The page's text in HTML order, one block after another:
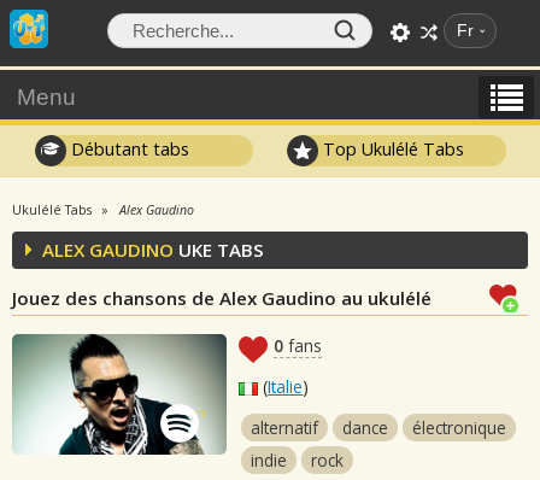
Fr
Menu
Débutant tabs Top Ukulélé Tabs
Ukulélé Tabs Alex Gaudino
ALEX GAUDINO UKE TABS
Jouez des chansons de Alex Gaudino au ukulélé
0 fans
(Italie)
alternatif
dance
électronique
indie
rock